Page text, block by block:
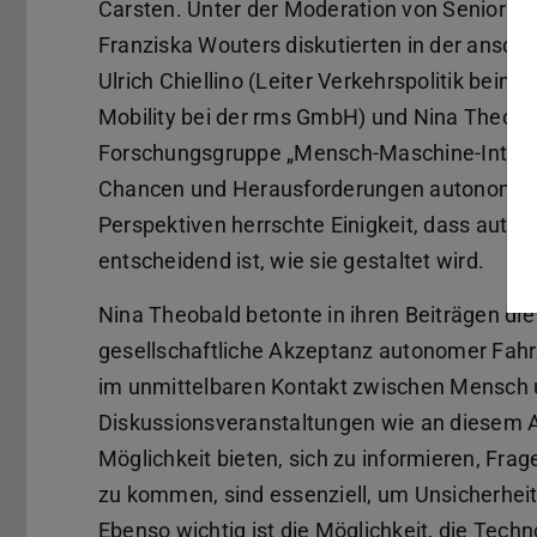
Carsten. Unter der Moderation von Senior
Franziska Wouters diskutierten in der
Ulrich Chiellino (Leiter Verkehrspolitik beim
Mobility bei der rms GmbH) und Nina
Forschungsgruppe „Mensch-Maschine-
Chancen und Herausforderungen
Perspektiven herrschte Einigkeit, dass
entscheidend ist, wie sie gestaltet wird.
Nina Theobald betonte in ihren Beiträgen
gesellschaftliche Akzeptanz autonomer
im unmittelbaren Kontakt zwischen Mensch
Diskussionsveranstaltungen wie an diesem
Möglichkeit bieten, sich zu informieren,
zu kommen, sind essenziell, um
Ebenso wichtig ist die Möglichkeit, die